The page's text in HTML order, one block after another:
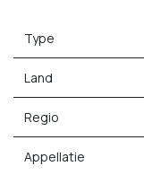
Type
Land
Regio
Appellatie